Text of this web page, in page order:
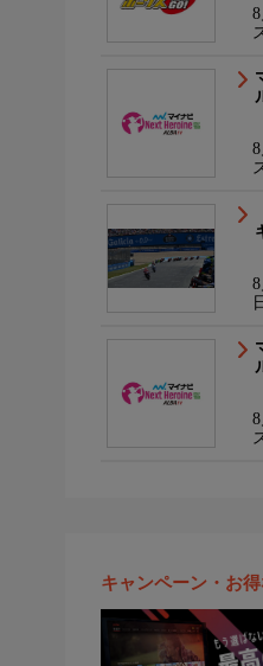
キャンペーン・お